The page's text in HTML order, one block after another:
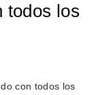
todos los
con todos los